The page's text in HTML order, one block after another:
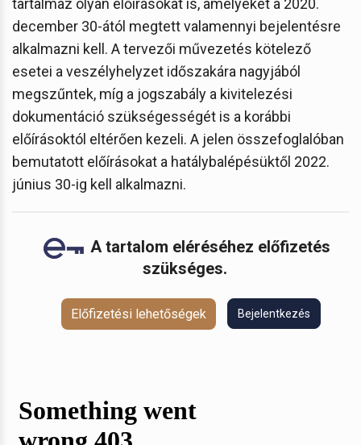
december 30-ától megtett valamennyi bejelentésre
alkalmazni kell. A tervezői művezetés kötelező
esetei a veszélyhelyzet időszakára nagyjából
megszűntek, míg a jogszabály a kivitelezési
dokumentáció szükségességét is a korábbi
előírásoktól eltérően kezeli. A jelen összefoglalóban
bemutatott előírásokat a hatálybalépésüktől 2022.
június 30-ig kell alkalmazni.
A tartalom eléréséhez előfizetés
szükséges.
Előfizetési lehetőségek Bejelentkezés